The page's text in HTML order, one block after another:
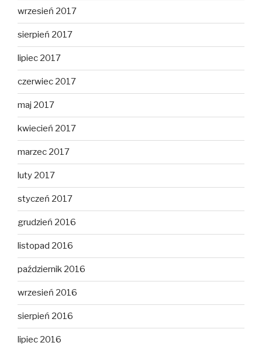
wrzesień 2017
sierpień 2017
lipiec 2017
czerwiec 2017
maj 2017
kwiecień 2017
marzec 2017
luty 2017
styczeń 2017
grudzień 2016
listopad 2016
październik 2016
wrzesień 2016
sierpień 2016
lipiec 2016